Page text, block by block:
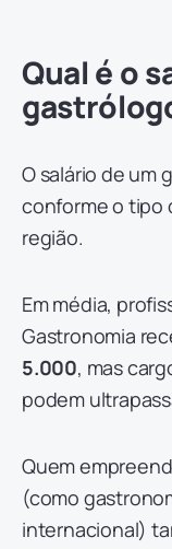
Qual é o
O salário de um
conforme o tipo
região.
Em média,
Gastronomia
5.000, mas
podem
Quem
(como
internacional)